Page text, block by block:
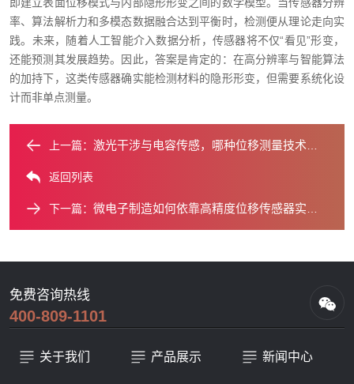
率、算法解析力和多模态数据融合达到平衡时，检测便从理论走向实
践。未来，随着人工智能介入数据分析，传感器将不仅“看见”形变，
还能预测其发展趋势。因此，答案是肯定的：在高分辨率与智能算法
的加持下，这类传感器确实能检测材料的隐形形变，但需要系统化设
计而非单点测量。
上一篇： 激光干涉与电容传感，哪种位移测量技术更精准？
返回列表
下一篇： 微电子制造如何依靠高精度位移传感器实现突破？
免费咨询热线
400-809-1101
关于我们 产品展示 新闻中心